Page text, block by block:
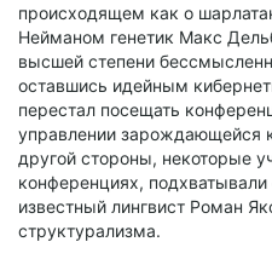
происходящем как о
Нейманом генетик Макс
высшей степени
оставшись идейным
перестал посещать
управлении зарождающейся
другой стороны, некоторые
конференциях,
известный лингвист Роман
структурализма.